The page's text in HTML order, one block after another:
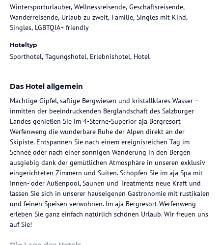
Wintersporturlauber, Wellnessreisende, Geschäftsreisende,
Wanderreisende, Urlaub zu zweit, Familie, Singles mit Kind,
Singles, LGBTQIA+ friendly
Hoteltyp
Sporthotel, Tagungshotel, Erlebnishotel, Hotel
Das Hotel allgemein
Mächtige Gipfel, saftige Bergwiesen und kristallklares Wasser –
inmitten der beeindruckenden Berglandschaft des Salzburger
Landes genießen Sie im 4-Sterne-Superior aja Bergresort
Werfenweng die wunderbare Ruhe der Alpen direkt an der
Skipiste. Entspannen Sie nach einem ereignisreichen Tag im
Schnee oder nach einer sonnigen Wanderung in den Bergen
ausgiebig dank der gemütlichen Atmosphäre in unseren exklusiv
eingerichteten Zimmern und Suiten. Schöpfen Sie im aja Spa mit
Innen- oder Außenpool, Saunen und Treatments neue Kraft und
lassen Sie sich in unserer hauseigenen Gastronomie mit rustikalen
und feinen Speisen verwöhnen. Im aja Bergresort Werfenweng
erleben Sie ganz einfach natürlich schönen Urlaub. Wir freuen uns
auf Sie!